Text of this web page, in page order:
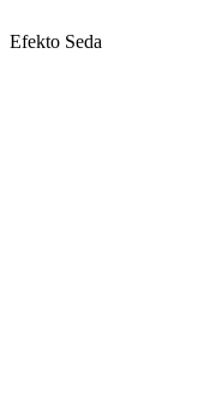
Efekto Seda